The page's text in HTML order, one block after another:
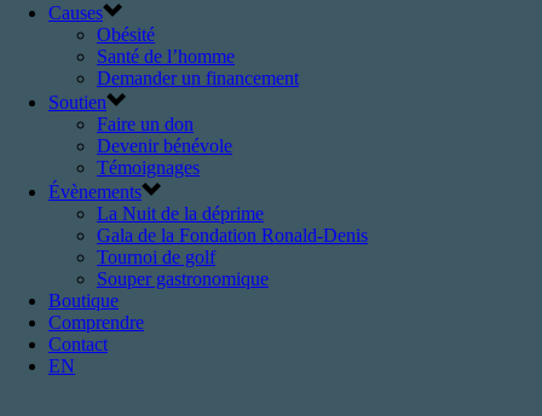
Causes
Obésité
Santé de l’homme
Demander un financement
Soutien
Faire un don
Devenir bénévole
Témoignages
Évènements
La Nuit de la déprime
Gala de la Fondation Ronald-Denis
Tournoi de golf
Souper gastronomique
Boutique
Comprendre
Contact
EN